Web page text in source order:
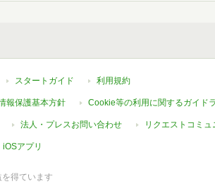
スタートガイド 利用規約
報保護基本方針 Cookie等の利用に関するガイド
法人・プレスお問い合わせ リクエストコミュ
iOSアプリ
得ています